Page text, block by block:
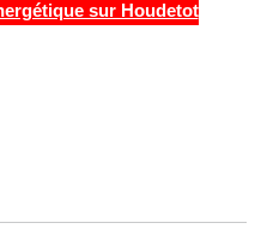
sur Houdetot